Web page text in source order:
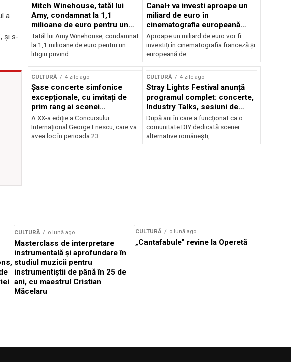
a
și s-
Mitch Winehouse, tatăl lui
Amy, condamnat la 1,1
milioane de euro pentru un
litigiu pierdut
Tatăl lui Amy Winehouse, condamnat
la 1,1 milioane de euro pentru un
litigiu privind...
Canal+ va investi aproape un
miliard de euro în
cinematografia europeană
până în 2032
Aproape un miliard de euro vor fi
investiți în cinematografia franceză și
europeană de...
CULTURĂ 4 zile ago
Șase concerte simfonice
excepționale, cu invitați de
prim rang ai scenei
internaționale și ansambluri
orchestrale românești de
prestigiu, în programul
Concursului Enescu 2026
A XX-a ediție a Concursului
Internațional George Enescu, care va
avea loc în perioada 23...
CULTURĂ 4 zile ago
Stray Lights Festival anunță
programul complet: concerte,
Industry Talks, sesiuni de
audiție și noi opțiuni de
participare pentru public
După ani în care a funcționat ca o
comunitate DIY dedicată scenei
alternative românești,...
CULTURĂ o lună ago
Masterclass de interpretare
instrumentală și aprofundare în
studiul muzicii pentru
instrumentiștii de până în 25 de
ani, cu maestrul Cristian
Măcelaru
CULTURĂ o lună ago
„Cantafabule” revine la Operetă